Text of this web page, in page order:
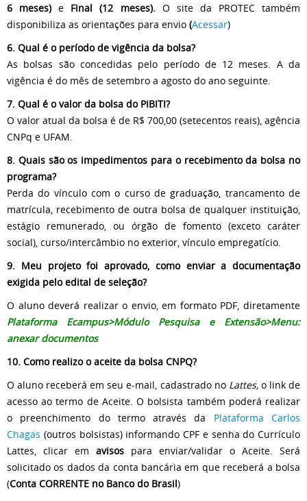
6 meses)e Final (12 meses). O site da PROTEC também
disponibiliza as orientações para envio (Acessar)
6. Qual é o período de vigência da bolsa?
As bolsas são concedidas pelo período de 12 meses. A da
vigência é do mês de setembro a agosto do ano seguinte.
7. Qual é o valor da bolsa do PIBITI?
O valor atual da bolsa é de R$ 700,00 (setecentos reais), agência
CNPq e UFAM.
8. Quais são os impedimentos para o recebimento da bolsa no
programa?
Perda do vínculo com o curso de graduação, trancamento de
matrícula, recebimento de outra bolsa de qualquer instituição,
estágio remunerado, ou órgão de fomento (exceto caráter
social), curso/intercâmbio no exterior, vínculo empregatício.
9. Meu projeto foi aprovado, como enviar a documentação
exigida pelo edital de seleção?
O aluno deverá realizar o envio, em formato PDF, diretamente
Plataforma Ecampus>Módulo Pesquisa e Extensão>Menu:
anexar documentos
10. Como realizo o aceite da bolsa CNPQ?
O aluno receberá em seu e-mail, cadastrado no Lattes,o link de
acesso ao termo de Aceite. O bolsista também poderá realizar
o preenchimento do termo através da Plataforma Carlos
Chagas (outros bolsistas) informando CPF e senha do Currículo
Lattes, clicar em avisos para enviar/validar o Aceite. Será
solicitado os dados da conta bancária em que receberá a bolsa
(Conta CORRENTE no Banco do Brasil)